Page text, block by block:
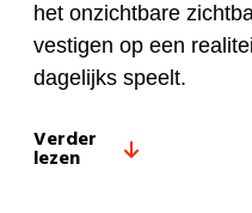
het onzichtbare
vestigen op een
dagelijks speelt.
Verder
lezen